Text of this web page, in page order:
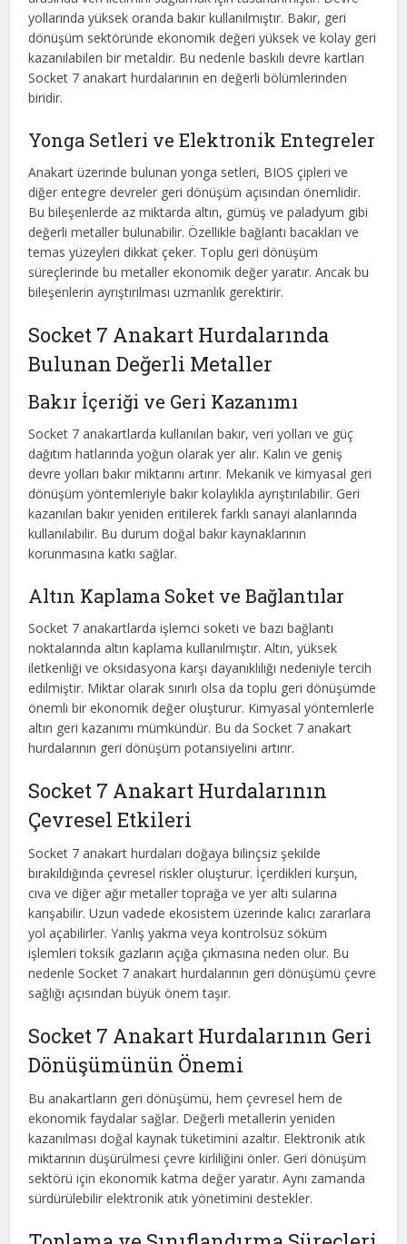
yollarında yüksek oranda bakır kullanılmıştır. Bakır, geri
dönüşüm sektöründe ekonomik değeri yüksek ve kolay geri
kazanılabilen bir metaldir. Bu nedenle baskılı devre kartları
Socket 7 anakart hurdalarının en değerli bölümlerinden
biridir.
Yonga Setleri ve Elektronik Entegreler
Anakart üzerinde bulunan yonga setleri, BIOS çipleri ve
diğer entegre devreler geri dönüşüm açısından önemlidir.
Bu bileşenlerde az miktarda altın, gümüş ve paladyum gibi
değerli metaller bulunabilir. Özellikle bağlantı bacakları ve
temas yüzeyleri dikkat çeker. Toplu geri dönüşüm
süreçlerinde bu metaller ekonomik değer yaratır. Ancak bu
bileşenlerin ayrıştırılması uzmanlık gerektirir.
Socket 7 Anakart Hurdalarında
Bulunan Değerli Metaller
Bakır İçeriği ve Geri Kazanımı
Socket 7 anakartlarda kullanılan bakır, veri yolları ve güç
dağıtım hatlarında yoğun olarak yer alır. Kalın ve geniş
devre yolları bakır miktarını artırır. Mekanik ve kimyasal geri
dönüşüm yöntemleriyle bakır kolaylıkla ayrıştırılabilir. Geri
kazanılan bakır yeniden eritilerek farklı sanayi alanlarında
kullanılabilir. Bu durum doğal bakır kaynaklarının
korunmasına katkı sağlar.
Altın Kaplama Soket ve Bağlantılar
Socket 7 anakartlarda işlemci soketi ve bazı bağlantı
noktalarında altın kaplama kullanılmıştır. Altın, yüksek
iletkenliği ve oksidasyona karşı dayanıklılığı nedeniyle tercih
edilmiştir. Miktar olarak sınırlı olsa da toplu geri dönüşümde
önemli bir ekonomik değer oluşturur. Kimyasal yöntemlerle
altın geri kazanımı mümkündür. Bu da Socket 7 anakart
hurdalarının geri dönüşüm potansiyelini artırır.
Socket 7 Anakart Hurdalarının
Çevresel Etkileri
Socket 7 anakart hurdaları doğaya bilinçsiz şekilde
bırakıldığında çevresel riskler oluşturur. İçerdikleri kurşun,
cıva ve diğer ağır metaller toprağa ve yer altı sularına
karışabilir. Uzun vadede ekosistem üzerinde kalıcı zararlara
yol açabilirler. Yanlış yakma veya kontrolsüz söküm
işlemleri toksik gazların açığa çıkmasına neden olur. Bu
nedenle Socket 7 anakart hurdalarının geri dönüşümü çevre
sağlığı açısından büyük önem taşır.
Socket 7 Anakart Hurdalarının Geri
Dönüşümünün Önemi
Bu anakartların geri dönüşümü, hem çevresel hem de
ekonomik faydalar sağlar. Değerli metallerin yeniden
kazanılması doğal kaynak tüketimini azaltır. Elektronik atık
miktarının düşürülmesi çevre kirliliğini önler. Geri dönüşüm
sektörü için ekonomik katma değer yaratır. Aynı zamanda
sürdürülebilir elektronik atık yönetimini destekler.